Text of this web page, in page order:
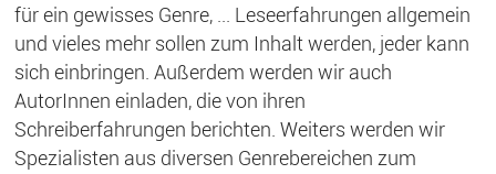
für ein gewisses Genre, ... Leseerfahrungen allgemein
und vieles mehr sollen zum Inhalt werden, jeder kann
sich einbringen. Außerdem werden wir auch
AutorInnen einladen, die von ihren
Schreiberfahrungen berichten. Weiters werden wir
Spezialisten aus diversen Genrebereichen zum